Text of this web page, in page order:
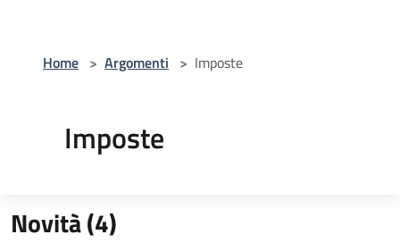
Home > Argomenti > Imposte
Imposte
Novità (4)